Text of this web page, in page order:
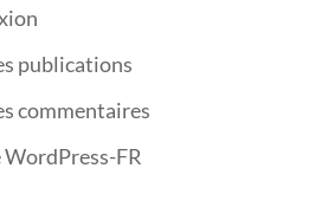
publications
commentaires
WordPress-FR